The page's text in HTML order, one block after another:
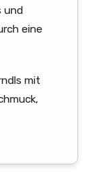
und
eine
mit